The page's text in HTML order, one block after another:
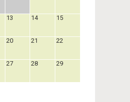
13 14 15
20 21 22
27 28 29